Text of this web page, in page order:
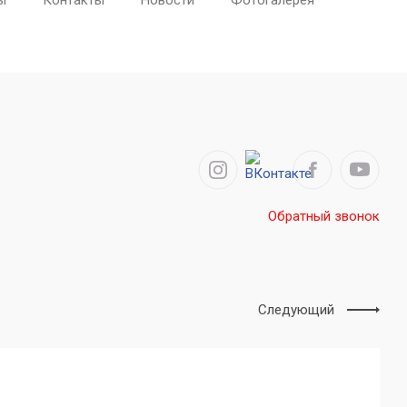
Обратный звонок
Следующий